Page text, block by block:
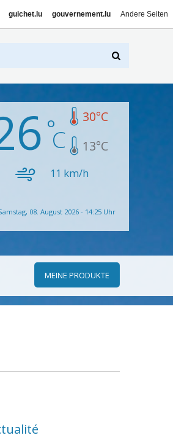
guichet.lu gouvernement.lu Andere Seiten
30°C
13°C
11 km/h
08. August 2026 - 14:25 Uhr
MEINE PRODUKTE